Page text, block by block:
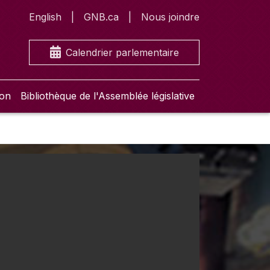
English GNB.ca Nous joindre
Calendrier parlementaire
Bibliothèque de l'Assemblée législative